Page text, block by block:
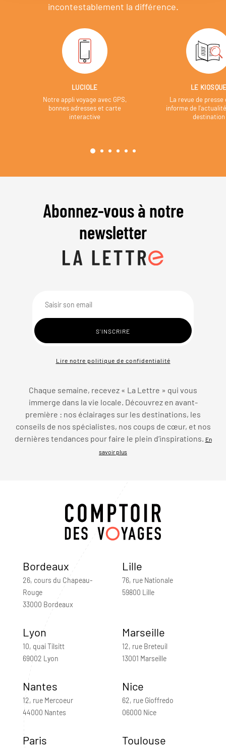
incontestablement la différence.
LUCIOLE
Notre appli voyage avec GPS,
bonnes adresses et carte
interactive
LE
La revue de presse
informe de
destination
Abonnez-vous à notre
newsletter
Lire notre politique de confidentialité
Chaque semaine, recevez « La Lettre » qui vous
immerge dans la vie locale. Découvrez en avant-
première : nos éclairages sur les destinations, les
conseils de nos spécialistes, nos coups de cœur, et nos
dernières tendances pour faire le plein d’inspirations. En
savoir plus
Bordeaux
26, cours du Chapeau-
Rouge
33000 Bordeaux
Lille
76, rue Nationale
59800 Lille
Lyon
10, quai Tilsitt
69002 Lyon
Marseille
12, rue Breteuil
13001 Marseille
Nantes
12, rue Mercoeur
44000 Nantes
Nice
62, rue Gioffredo
06000 Nice
Paris Toulouse